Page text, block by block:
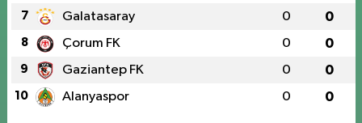
7 Galatasaray 0 0
8 Çorum FK 0 0
9 Gaziantep FK 0 0
10 Alanyaspor 0 0